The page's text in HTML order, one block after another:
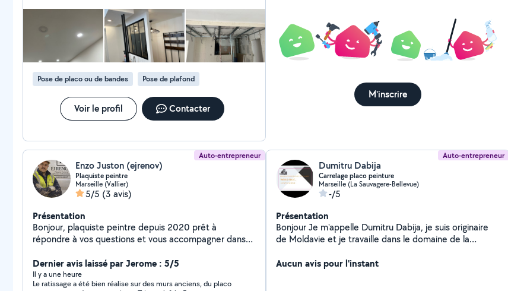
Pose de placo ou de bandes Pose de plafond
Voir le profil Contacter
M'inscrire
Auto-entrepreneur
Enzo Juston (ejrenov)
Plaquiste peintre
Marseille (Vallier)
5/5 (3 avis)
Présentation
Bonjour, plaquiste peintre depuis 2020 prêt à
répondre à vos questions et vous accompagner dans
Dernier avis laissé par Jerome : 5/5
Il y a une heure
Le ratissage a été bien réalise sur des murs anciens, du placo
Auto-entrepreneur
Dumitru Dabija
Carrelage placo peinture
Marseille (La Sauvagere-Bellevue)
-/5
Présentation
Bonjour Je m'appelle Dumitru Dabija, je suis originaire
de Moldavie et je travaille dans le domaine de la
de l'expérience à Moscou, en Allemagne, et
Aucun avis pour l'instant